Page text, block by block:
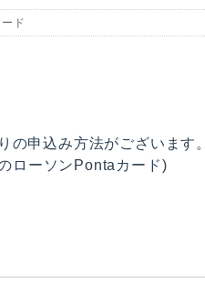
ド
の申込み方法がございます。
ローソンPontaカード)